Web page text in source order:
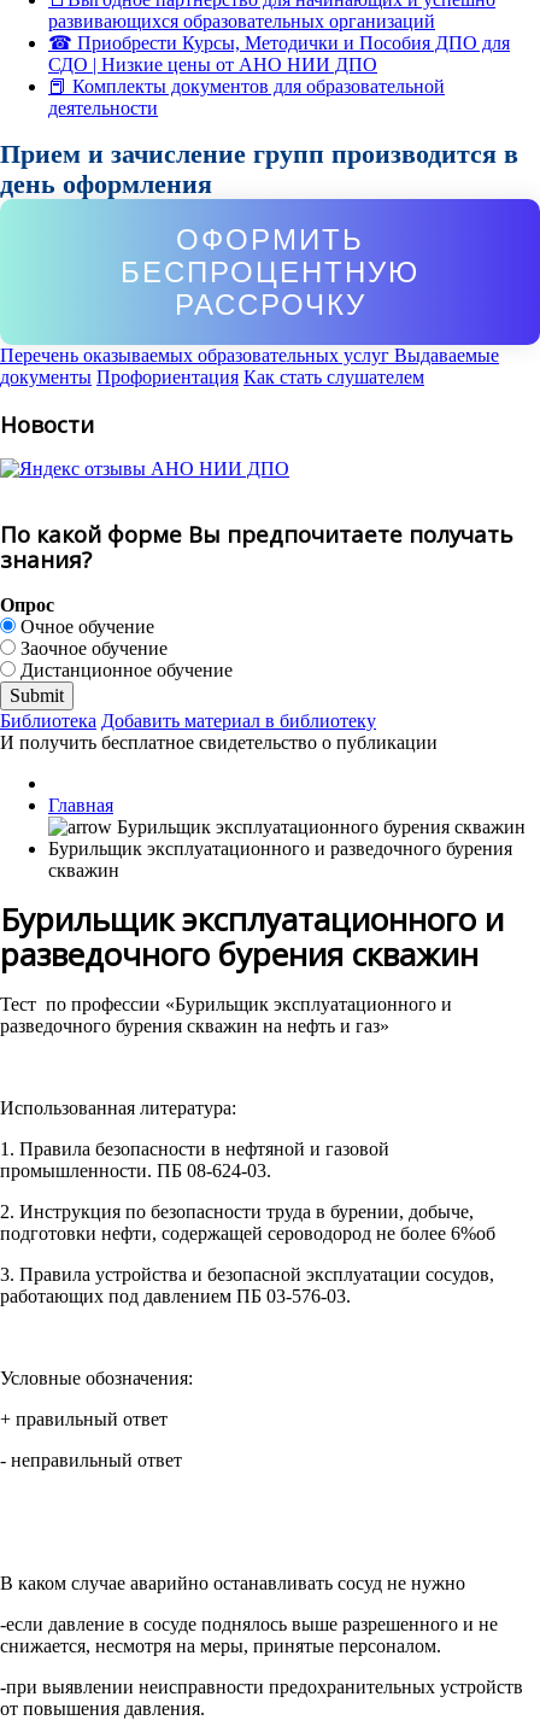
развивающихся образовательных организаций
☎ Приобрести Курсы, Методички и Пособия ДПО для
СДО | Низкие цены от АНО НИИ ДПО
📕 Комплекты документов для образовательной
деятельности
Прием и зачисление групп производится в
день оформления
ОФОРМИТЬ
БЕСПРОЦЕНТНУЮ
РАССРОЧКУ
Перечень оказываемых образовательных услуг Выдаваемые
документы Профориентация Как стать слушателем
Новости
По какой форме Вы предпочитаете получать
знания?
Опрос
Очное обучение
Заочное обучение
Дистанционное обучение
Библиотека Добавить материал в библиотеку
И получить бесплатное свидетельство о публикации
Главная
Бурильщик эксплуатационного и разведочного бурения
скважин
Бурильщик эксплуатационного и
разведочного бурения скважин
Тест по профессии «Бурильщик эксплуатационного и
разведочного бурения скважин на нефть и газ»
Использованная литература:
1. Правила безопасности в нефтяной и газовой
промышленности. ПБ 08-624-03.
2. Инструкция по безопасности труда в бурении, добыче,
подготовки нефти, содержащей сероводород не более 6%об
3. Правила устройства и безопасной эксплуатации сосудов,
работающих под давлением ПБ 03-576-03.
Условные обозначения:
+ правильный ответ
- неправильный ответ
В каком случае аварийно останавливать сосуд не нужно
-если давление в сосуде поднялось выше разрешенного и не
снижается, несмотря на меры, принятые персоналом.
-при выявлении неисправности предохранительных устройств
от повышения давления.